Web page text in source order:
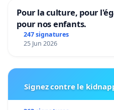
Pour la culture, pour
pour nos enfants.
247 signatures
25 Jun 2026
Signez contre le